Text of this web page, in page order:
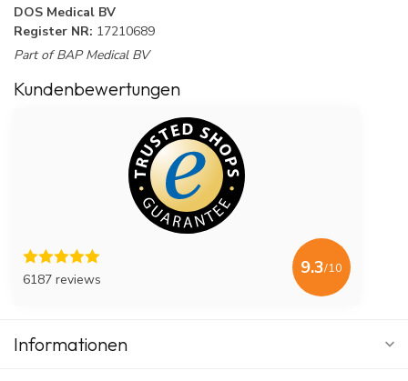
DOS Medical BV
Register NR: 17210689
Part of BAP Medical BV
Kundenbewertungen
6187 reviews
9.3/10
Informationen